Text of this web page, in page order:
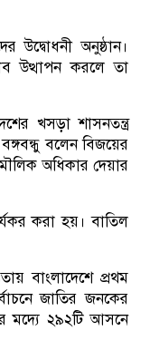
উদ্বোধনী অনুষ্ঠান।
উত্থাপন করলে তা
খসড়া শাসনতন্ত্র
বলেন বিজয়ের
অধিকার দেয়ার
করা হয়। বাতিল
বাংলাদেশে প্রথম
জাতির জনকের
মদ্যে ২৯২টি আসনে